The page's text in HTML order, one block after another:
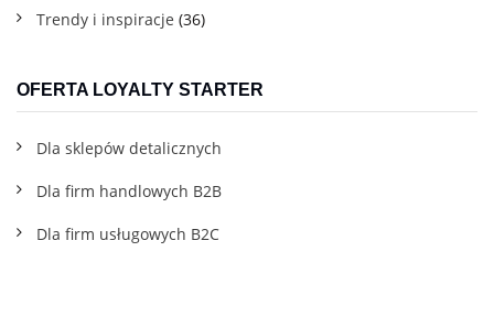
Trendy i inspiracje (36)
OFERTA LOYALTY STARTER
Dla sklepów detalicznych
Dla firm handlowych B2B
Dla firm usługowych B2C